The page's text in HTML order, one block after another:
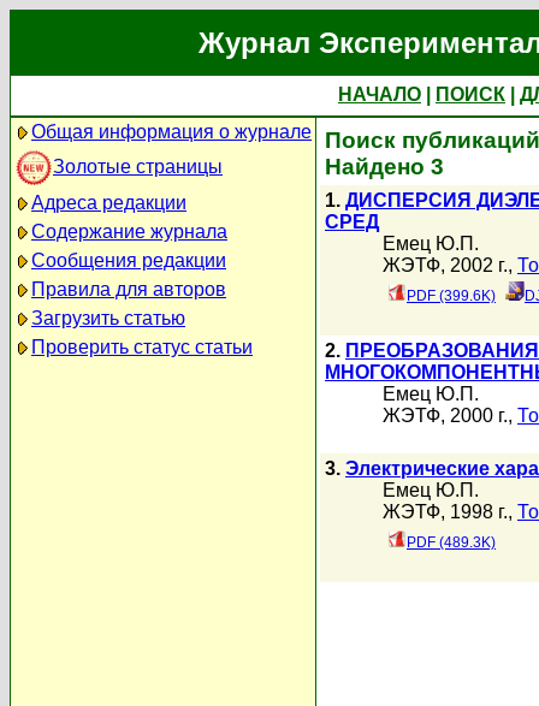
Журнал
НАЧАЛО ПОИСК
Общая информация о журнале
Золотые страницы
Адреса редакции
Содержание журнала
Сообщения редакции
Правила для авторов
Загрузить статью
Проверить статус статьи
Поиск
Найдено 3
1. ДИСПЕРСИЯ
СРЕД
Емец Ю.П.
ЖЭТФ, 2002 г.,
PDF (399.6K)
2.
Емец Ю.П.
ЖЭТФ, 2000 г.,
3. Электрические
Емец Ю.П.
ЖЭТФ, 1998 г.,
PDF (489.3K)